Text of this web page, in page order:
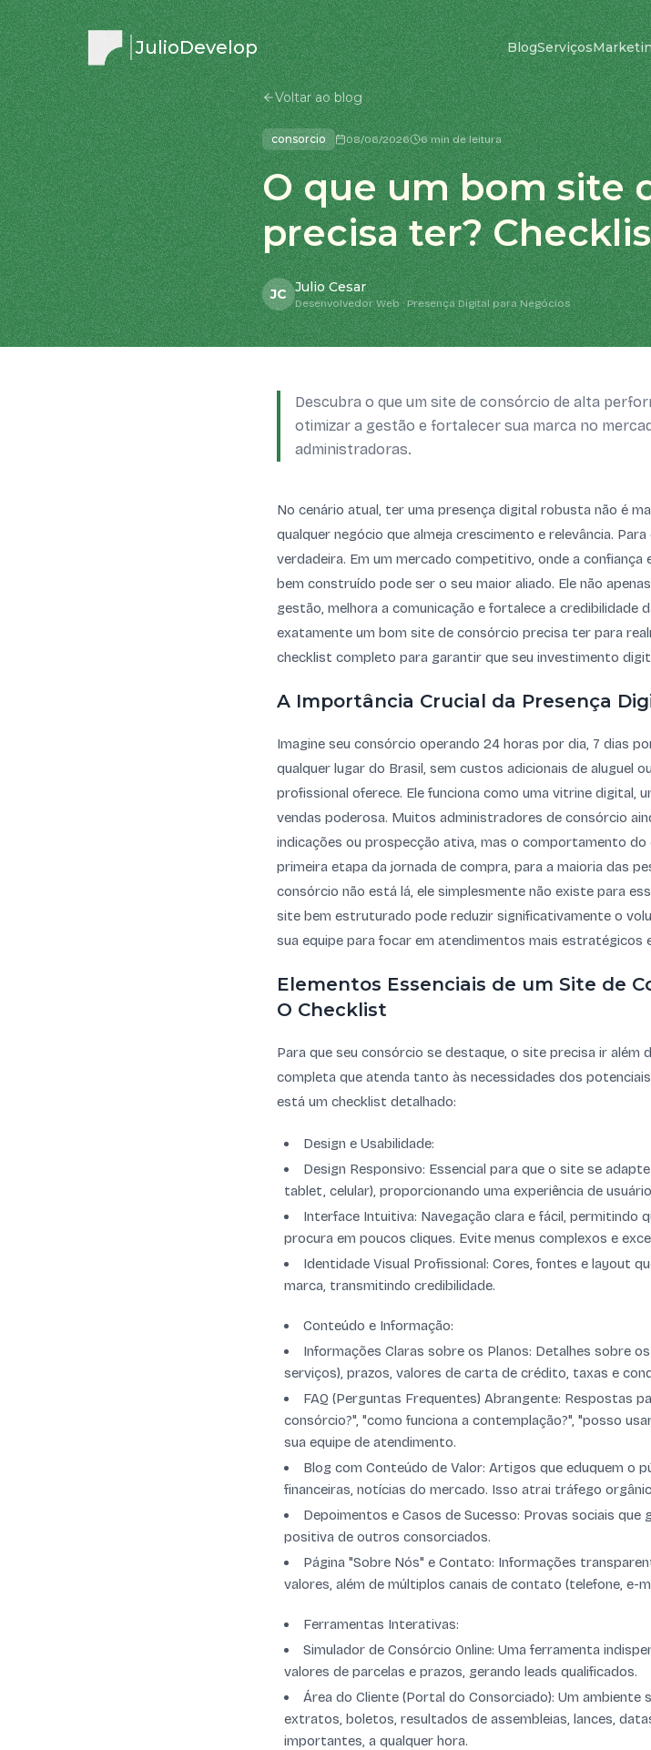
JulioDevelop BlogServiços
Voltar ao blog
consorcio 08/06/2026 6 min de leitura
O que um bom site
precisa ter?
JC Julio Cesar
Desenvolvedor Web · Presença Digital para Negócios
Descubra o que um site de consórcio de alta
otimizar a gestão e fortalecer sua marca no
administradoras.
No cenário atual, ter uma presença digital robusta não é
qualquer negócio que almeja crescimento e relevância.
verdadeira. Em um mercado competitivo, onde a confiança
bem construído pode ser o seu maior aliado. Ele não
gestão, melhora a comunicação e fortalece a credibilidade
exatamente um bom site de consórcio precisa ter para
checklist completo para garantir que seu investimento
A Importância Crucial da Presença
Imagine seu consórcio operando 24 horas por dia, 7 dias
qualquer lugar do Brasil, sem custos adicionais de aluguel
profissional oferece. Ele funciona como uma vitrine digital,
vendas poderosa. Muitos administradores de consórcio
indicações ou prospecção ativa, mas o comportamento
primeira etapa da jornada de compra, para a maioria das
consórcio não está lá, ele simplesmente não existe para
site bem estruturado pode reduzir significativamente o
sua equipe para focar em atendimentos mais estratégicos
Elementos Essenciais de um Site de
O Checklist
Para que seu consórcio se destaque, o site precisa ir além
completa que atenda tanto às necessidades dos
está um checklist detalhado:
Design e Usabilidade:
Design Responsivo: Essencial para que o site se
tablet, celular), proporcionando uma experiência de
Interface Intuitiva: Navegação clara e fácil, permitindo
procura em poucos cliques. Evite menus complexos e
Identidade Visual Profissional: Cores, fontes e layout
marca, transmitindo credibilidade.
Conteúdo e Informação:
Informações Claras sobre os Planos: Detalhes sobre
serviços), prazos, valores de carta de crédito, taxas e
FAQ (Perguntas Frequentes) Abrangente: Respostas
consórcio?", "como funciona a contemplação?", "posso
sua equipe de atendimento.
Blog com Conteúdo de Valor: Artigos que eduquem o
financeiras, notícias do mercado. Isso atrai tráfego
Depoimentos e Casos de Sucesso: Provas sociais
positiva de outros consorciados.
Página "Sobre Nós" e Contato: Informações
valores, além de múltiplos canais de contato (telefone, e-
Ferramentas Interativas:
Simulador de Consórcio Online: Uma ferramenta
valores de parcelas e prazos, gerando leads qualificados.
Área do Cliente (Portal do Consorciado): Um
extratos, boletos, resultados de assembleias, lances,
importantes, a qualquer hora.